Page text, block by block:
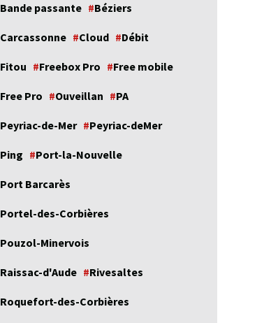
Bande passante Béziers
Carcassonne Cloud Débit
Fitou Freebox Pro Free mobile
Free Pro Ouveillan PA
Peyriac-de-Mer Peyriac-deMer
Ping Port-la-Nouvelle
Port Barcarès
Portel-des-Corbières
Pouzol-Minervois
Raissac-d'Aude Rivesaltes
Roquefort-des-Corbières